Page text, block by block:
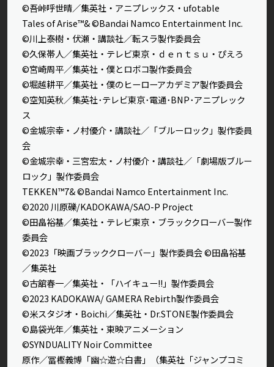
©吾峠呼世晴／集英社・アニプレックス・ufotable
Tales of Arise™& ©Bandai Namco Entertainment Inc.
©川上泰樹・伏瀬・講談社／転スラ製作委員会
©久保帯人／集英社・テレビ東京・ｄｅｎｔｓｕ・ぴえろ
©宮崎周平／集英社・僕とロボコ製作委員会
©堀越耕平／集英社・僕のヒーローアカデミア製作委員会
©空知英秋／集英社･テレビ東京･電通･BNP･アニプレック
ス
©金城宗幸・ノ村優介・講談社／「ブルーロック」製作委員
会
©金城宗幸・三宮宏太・ノ村優介・講談社／「劇場版ブルー
ロック」製作委員会
TEKKEN™7& ©Bandai Namco Entertainment Inc.
©2020 川原礫/KADOKAWA/SAO-P Project
©田畠裕基／集英社・テレビ東京・ブラッククローバー製作
委員会
©2023「映画ブラッククローバー」製作委員会 ©田畠裕基
／集英社
©古舘春一／集英社・「ハイキュー!!」製作委員会
©2023 KADOKAWA/ GAMERA Rebirth製作委員会
©米スタジオ・Boichi／集英社・Dr.STONE製作委員会
©島袋光年／集英社・東映アニメーション
©SYNDUALITY Noir Committee
原作／冨樫義博「幽☆遊☆白書」（集英社「ジャンプコミ